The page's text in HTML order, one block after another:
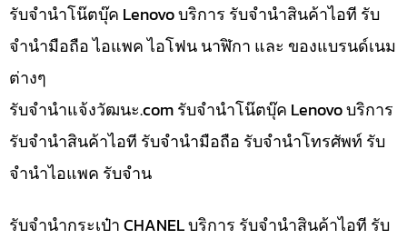
รับจำนำโน๊ตบุ๊ค Lenovo บริการ รับจำนำสินค้าไอที รับ
จำนำมือถือ ไอแพค ไอโฟน นาฬิกา และ ของแบรนด์เนม
ต่างๆ
รับจํานําแจ้งวัฒนะ.com รับจำนำโน๊ตบุ๊ค Lenovo บริการ
รับจำนำสินค้าไอที รับจำนำมือถือ รับจำนำโทรศัพท์ รับ
จำนำไอแพค รับจำน
รับจำนำกระเป๋า CHANEL บริการ รับจำนำสินค้าไอที รับ